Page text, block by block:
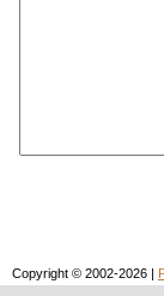
Copyright © 2002-2026 |